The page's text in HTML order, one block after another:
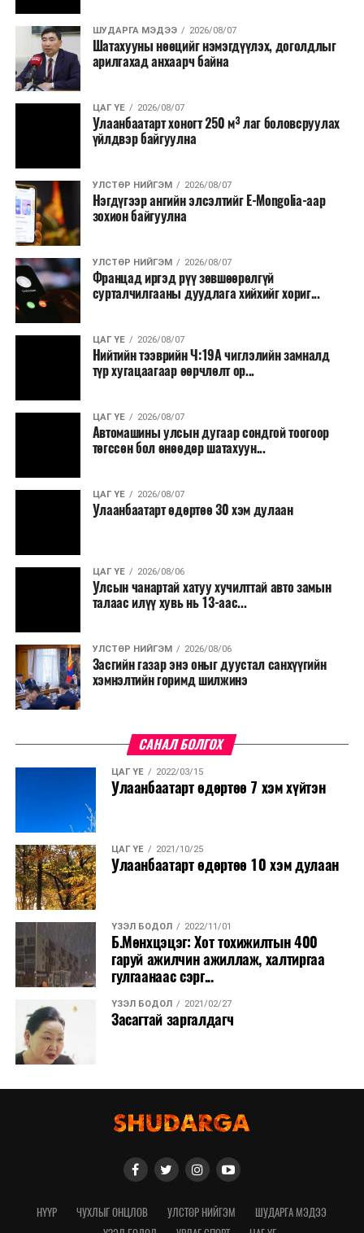
ШУДАРГА МЭДЭЭ 2026/08/07
Шатахууны нөөцийг нэмэгдүүлэх, доголдлыг
арилгахад анхаарч байна
ЦАГ ҮЕ 2026/08/07
Улаанбаатарт хоногт 250 м³ лаг боловсруулах
үйлдвэр байгуулна
УЛСТӨР НИЙГЭМ 2026/08/07
Нэгдүгээр ангийн элсэлтийг E-Mongolia-аар
зохион байгуулна
УЛСТӨР НИЙГЭМ 2026/08/07
Францад иргэд рүү зөвшөөрөлгүй
сурталчилгааны дуудлага хийхийг хориг...
ЦАГ ҮЕ 2026/08/07
Нийтийн тээврийн Ч:19А чиглэлийн замналд
түр хугацаагаар өөрчлөлт ор...
ЦАГ ҮЕ 2026/08/07
Автомашины улсын дугаар сондгой тоогоор
төгссөн бол өнөөдөр шатахуун...
ЦАГ ҮЕ 2026/08/07
Улаанбаатарт өдөртөө 30 хэм дулаан
ЦАГ ҮЕ 2026/08/06
Улсын чанартай хатуу хучилттай авто замын
талаас илүү хувь нь 13-аас...
УЛСТӨР НИЙГЭМ 2026/08/06
Засгийн газар энэ оныг дуустал санхүүгийн
хэмнэлтийн горимд шилжинэ
САНАЛ БОЛГОХ
ЦАГ ҮЕ 2022/03/15
Улаанбаатарт өдөртөө 7 хэм хүйтэн
ЦАГ ҮЕ 2021/10/25
Улаанбаатарт өдөртөө 10 хэм дулаан
ҮЗЭЛ БОДОЛ 2022/11/01
Б.Мөнхцэцэг: Хот тохижилтын 400
гаруй ажилчин ажиллаж, халтиргаа
гулгаанаас сэрг...
ҮЗЭЛ БОДОЛ 2021/02/27
Засагтай заргалдагч
НҮҮР ЧУХЛЫГ ОНЦЛОВ УЛСТӨР НИЙГЭМ
ШУДАРГА МЭДЭЭ